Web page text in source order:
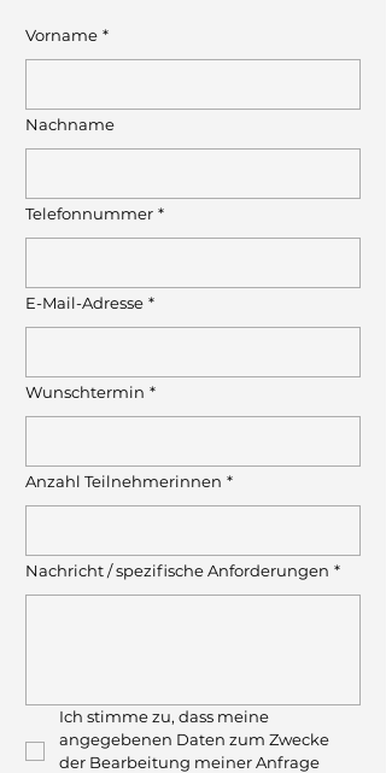
Vorname *
Nachname
Telefonnummer *
E-Mail-Adresse *
Wunschtermin *
Anzahl Teilnehmerinnen *
Nachricht / spezifische Anforderungen *
Ich stimme zu, dass meine
angegebenen Daten zum Zwecke
der Bearbeitung meiner Anfrage